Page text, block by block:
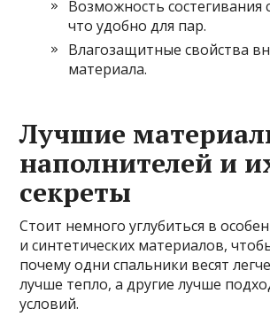
Возможность состегивания
что удобно для пар.
Влагозащитные свойства
материала.
Лучшие
наполнителей и
секреты
Стоит немного углубиться в
и синтетических материалов,
почему одни спальники весят
лучше тепло, а другие лучше
условий.